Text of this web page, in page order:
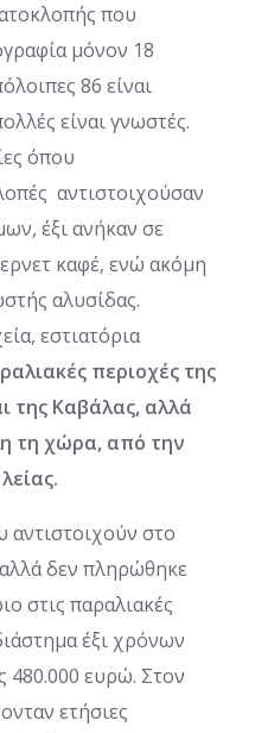
που
μόνον 18
86 είναι
είναι γνωστές.
όπου
αντιστοιχούσαν
έξι ανήκαν σε
καφέ, ενώ ακόμη
αλυσίδας.
εστιατόρια
περιοχές της
της Καβάλας, αλλά
τη χώρα, από την
αντιστοιχούν στο
δεν πληρώθηκε
στις παραλιακές
έξι χρόνων
480.000 ευρώ. Στον
ετήσιες